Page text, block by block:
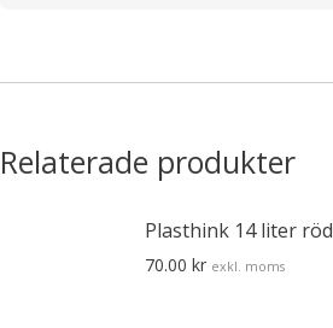
Relaterade produkter
Plasthink 14 liter röd
70.00 kr exkl. moms